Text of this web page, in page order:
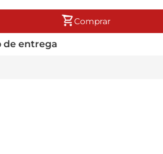
Comprar
de entrega